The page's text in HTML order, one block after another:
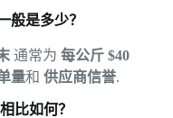
般是多少？
通常为 每公斤 $40
量和 供应商信誉.
比如何？